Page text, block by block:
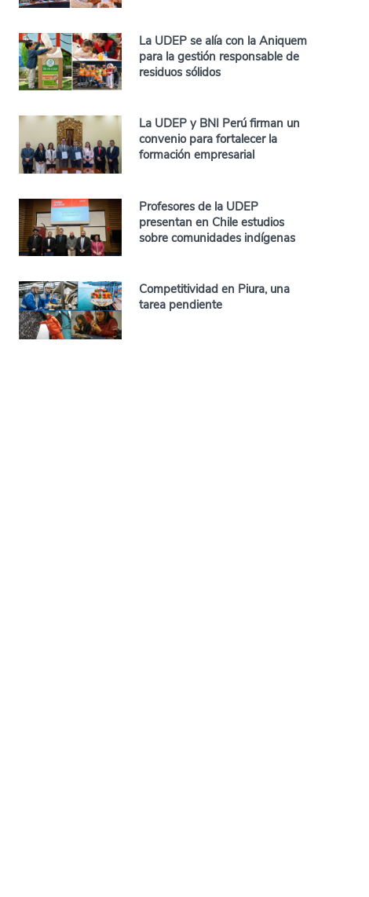
La UDEP se alía con la Aniquem
para la gestión responsable de
residuos sólidos
La UDEP y BNI Perú firman un
convenio para fortalecer la
formación empresarial
Profesores de la UDEP
presentan en Chile estudios
sobre comunidades indígenas
Competitividad en Piura, una
tarea pendiente